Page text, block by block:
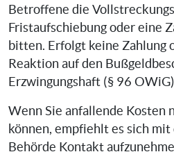
Betroffene die
Fristaufschiebung oder eine
bitten. Erfolgt keine Zahlung
Reaktion auf den
Erzwingungshaft (§ 96
Wenn Sie anfallende Kosten
können, empfiehlt es sich mit
Behörde Kontakt